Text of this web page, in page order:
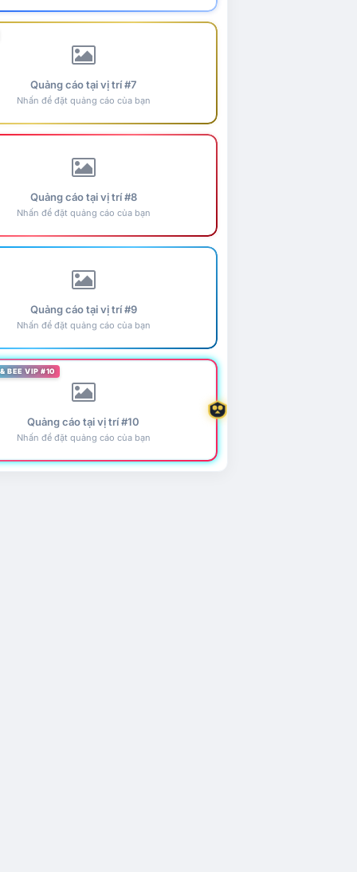
Quảng cáo tại vị trí #7
Nhấn để đặt quảng cáo của bạn
Quảng cáo tại vị trí #8
Nhấn để đặt quảng cáo của bạn
Quảng cáo tại vị trí #9
Nhấn để đặt quảng cáo của bạn
BEE VIP #10
Quảng cáo tại vị trí #10
Nhấn để đặt quảng cáo của bạn